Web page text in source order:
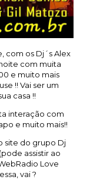
com os Dj´s Alex
com muita
e muito mais
!! Vai ser um
casa !!
interação com
e muito mais!!
site do grupo Dj
assistir ao
Love
vai ?